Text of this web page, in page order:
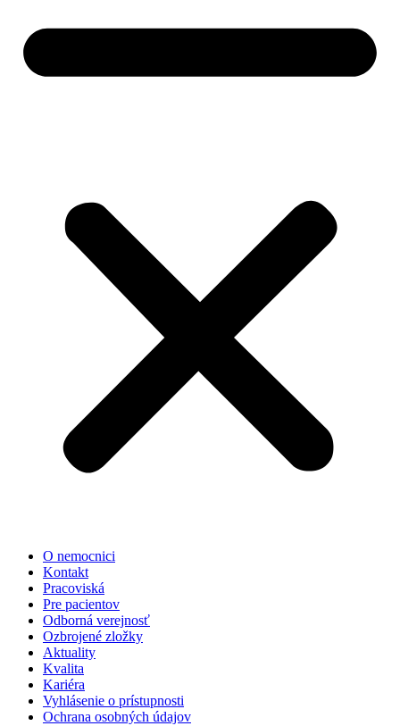
O nemocnici
Kontakt
Pracoviská
Pre pacientov
Odborná verejnosť
Ozbrojené zložky
Aktuality
Kvalita
Kariéra
Vyhlásenie o prístupnosti
Ochrana osobných údajov